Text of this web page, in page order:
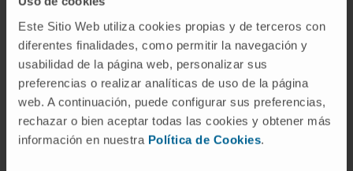
Este Sitio Web utiliza cookies propias y de terceros con
diferentes finalidades, como permitir la navegación y
usabilidad de la página web, personalizar sus
preferencias o realizar analíticas de uso de la página
web. A continuación, puede configurar sus preferencias,
rechazar o bien aceptar todas las cookies y obtener más
información en nuestra Política de Cookies.
Atividade